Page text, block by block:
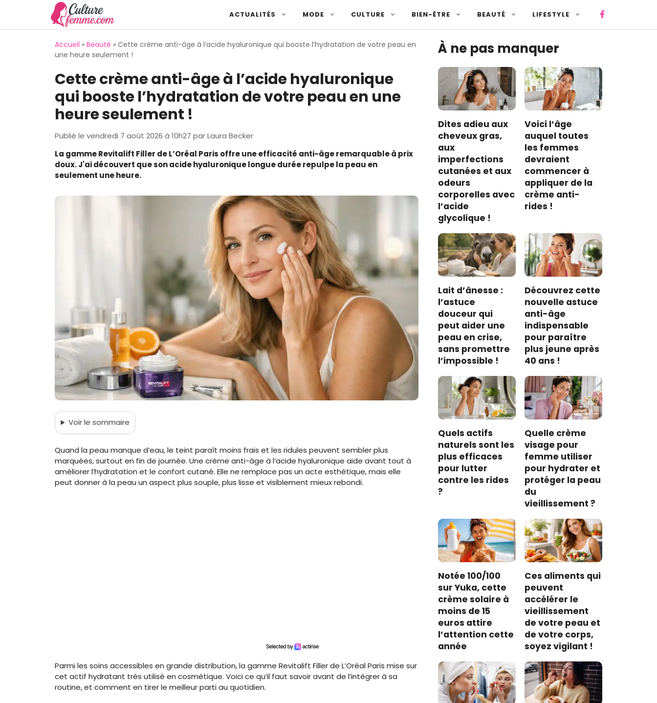
ACTUALITÉS MODE CULTURE BIEN-ÊTRE BEAUTÉ LIFESTYLE
Accueil » Beauté » Cette crème anti-âge à l’acide hyaluronique qui booste l’hydratation de votre peau en
une heure seulement !
Cette crème anti-âge à l’acide hyaluronique
qui booste l’hydratation de votre peau en une
heure seulement !
Publié le vendredi 7 août 2026 à 10h27 parLaura Becker
La gamme Revitalift Filler de L’Oréal Paris offre une efficacité anti-âge remarquable à prix
doux. J'ai découvert que son acide hyaluronique longue durée repulpe la peau en
seulement une heure.
Voirle sommaire
Quand la peau manque d’eau, le teint paraît moins frais et les ridules peuvent sembler plus
marquées, surtout en fin de journée. Une crème anti-âge à l’acide hyaluronique aide avant tout à
améliorer l’hydratation et le confort cutané. Elle ne remplace pas un acte esthétique, mais elle
peut donner à la peau un aspect plus souple, plus lisse et visiblement mieux rebondi.
Parmi les soins accessibles en grande distribution, la gamme Revitalift Filler de L’Oréal Paris mise sur
cet actif hydratant très utilisé en cosmétique. Voici ce qu’il faut savoir avant de l’intégrer à sa
routine, et comment en tirer le meilleur parti au quotidien.
À ne pas manquer
Dites adieu aux
cheveux gras,
aux
imperfections
cutanées et aux
odeurs
corporelles avec
l’acide
glycolique !
Voici l’âge
auquel toutes
les femmes
devraient
commencer à
appliquer de la
crème anti-
rides !
Lait d’ânesse :
l’astuce
douceur qui
peut aider une
peau en crise,
sans promettre
l’impossible !
Découvrez cette
nouvelle astuce
anti-âge
indispensable
pour paraître
plus jeune après
40 ans !
Quels actifs
naturels sont les
plus efficaces
pour lutter
contre les rides
?
Quelle crème
visage pour
femme utiliser
pour hydrater et
protéger la peau
du
vieillissement ?
Notée 100/100
sur Yuka, cette
crème solaire à
moins de 15
euros attire
l’attention cette
année
Ces aliments qui
peuvent
accélérer le
vieillissement
de votre peau et
de votre corps,
soyez vigilant !